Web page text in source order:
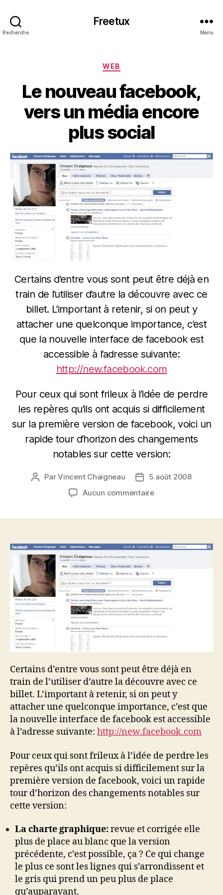
Recherche
Freetux
Menu
Catégories
WEB
Le nouveau facebook,
vers un média encore
plus social
Certains d’entre vous sont peut être déjà en
train de l’utiliser d’autre la découvre avec ce
billet. L’important à retenir, si on peut y
attacher une quelconque importance, c’est
que la nouvelle interface de facebook est
accessible à l’adresse suivante:
http://new.facebook.com
Pour ceux qui sont frileux à l’idée de perdre
les repères qu’ils ont acquis si difficilement
sur la première version de facebook, voici un
rapide tour d’horizon des changements
notables sur cette version:
Auteur
ParVincent Chaigneau
Date
de
5 août 2008
Aucun commentairesur
un
plus
social
Certains d’entre vous sont peut être déjà en
train de l’utiliser d’autre la découvre avec ce
billet. L’important à retenir, si on peut y
attacher une quelconque importance, c’est que
la nouvelle interface de facebook est accessible
à l’adresse suivante: http://new.facebook.com
Pour ceux qui sont frileux à l’idée de perdre les
repères qu’ils ont acquis si difficilement sur la
première version de facebook, voici un rapide
tour d’horizon des changements notables sur
cette version:
La charte graphique:revue et corrigée elle
plus de place au blanc que la version
précédente, c’est possible, ça ? Ce qui change
le plus ce sont les lignes qui s’arrondissent et
le gris qui prend un peu plus de place
qu’auparavant.